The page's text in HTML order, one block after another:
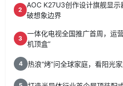
2
AOC K27U3创作设计旗舰显
破想象边界
3
一体化电视全国推广首周，运
机顶盒”
4 热浪“烤”问全球家庭，看阳光